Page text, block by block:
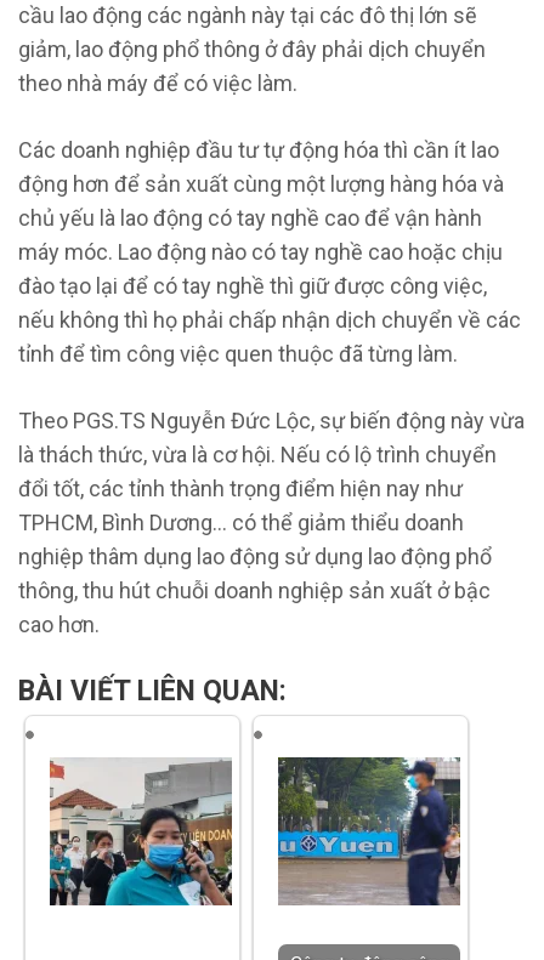
cầu lao động các ngành này tại các đô thị lớn sẽ
giảm, lao động phổ thông ở đây phải dịch chuyển
theo nhà máy để có việc làm.
Các doanh nghiệp đầu tư tự động hóa thì cần ít lao
động hơn để sản xuất cùng một lượng hàng hóa và
chủ yếu là lao động có tay nghề cao để vận hành
máy móc. Lao động nào có tay nghề cao hoặc chịu
đào tạo lại để có tay nghề thì giữ được công việc,
nếu không thì họ phải chấp nhận dịch chuyển về các
tỉnh để tìm công việc quen thuộc đã từng làm.
Theo PGS.TS Nguyễn Đức Lộc, sự biến động này vừa
là thách thức, vừa là cơ hội. Nếu có lộ trình chuyển
đổi tốt, các tỉnh thành trọng điểm hiện nay như
TPHCM, Bình Dương… có thể giảm thiểu doanh
nghiệp thâm dụng lao động sử dụng lao động phổ
thông, thu hút chuỗi doanh nghiệp sản xuất ở bậc
cao hơn.
BÀI VIẾT LIÊN QUAN: